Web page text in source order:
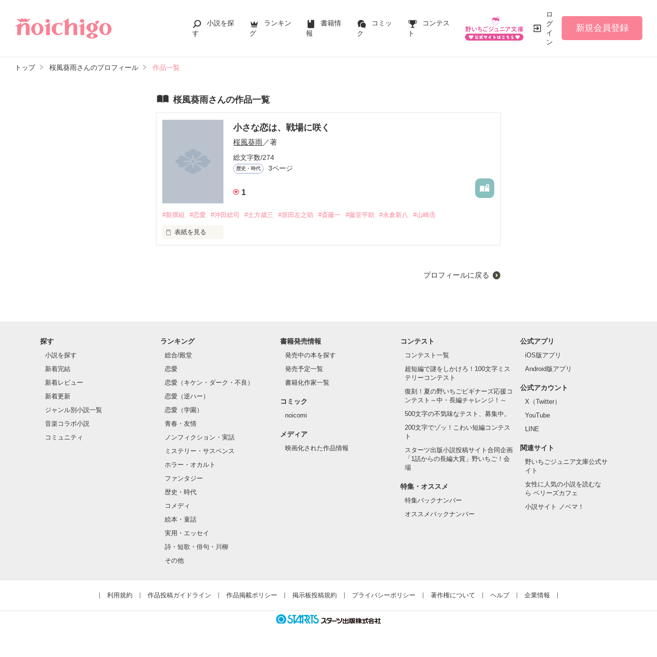
小説を探
す
ランキン
グ
書籍情
報
コミッ
ク
コンテス
ト
ロ
グ
イ
ン
新規会員登録
トップ 桜風葵雨さんのプロフィール 作品一覧
桜風葵雨さんの作品一覧
小さな恋は、戦場に咲く
桜風葵雨／著
総文字数/274
歴史・時代 3ページ
1
#新撰組 #恋愛 #沖田総司 #土方歳三 #原田左之助 #斎藤一 #藤堂平助 #永倉新八 #山崎烝
表紙を見る
私(僕)は、かわれた・・・
ありがとう                     浅葱色の貴方達
初めまして、桜風葵雨申します。
初の投稿ですので、誤字脱字多数あると思います。
内容等もおかしい点が幾つかあると思います。
※シリアス、斬り合いなどのシーンが入ります。
それでもいい方は是非、お読みください。
それでは、楽しい時を
プロフィールに戻る
探す
小説を探す
新着完結
新着レビュー
新着更新
ジャンル別小説一覧
音楽コラボ小説
コミュニティ
ランキング
総合/殿堂
恋愛
恋愛（キケン・ダーク・不良）
恋愛（逆ハー）
恋愛（学園）
青春・友情
ノンフィクション・実話
ミステリー・サスペンス
ホラー・オカルト
ファンタジー
歴史・時代
コメディ
絵本・童話
実用・エッセイ
詩・短歌・俳句・川柳
その他
書籍発売情報
発売中の本を探す
発売予定一覧
書籍化作家一覧
コミック
noicomi
メディア
映画化された作品情報
コンテスト
コンテスト一覧
超短編で謎をしかけろ！100文字ミス
テリーコンテスト
復刻！夏の野いちごビギナーズ応援コ
ンテスト～中・長編チャレンジ！～
500文字の不気味なテスト、募集中。
200文字でゾッ！こわい短編コンテス
ト
スターツ出版小説投稿サイト合同企画
「1話からの長編大賞」野いちご！会
場
特集・オススメ
特集バックナンバー
オススメバックナンバー
公式アプリ
iOS版アプリ
Android版アプリ
公式アカウント
X（Twitter）
YouTube
LINE
関連サイト
野いちごジュニア文庫公式サ
イト
女性に人気の小説を読むな
ら ベリーズカフェ
小説サイト ノベマ！
利用規約 作品投稿ガイドライン 作品掲載ポリシー 掲示板投稿規約 プライバシーポリシー 著作権について ヘルプ 企業情報